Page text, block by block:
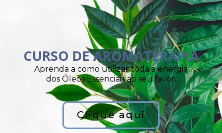
CURSO DE AROMATERAPIA
Aprenda a como utilizar toda a energia
dos Óleos Essenciais ao seu favor.
Clique aqui